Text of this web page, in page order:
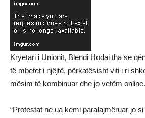
Kryetari i Unionit, Blendi Hodai tha se
të mbetet i njëjtë, përkatësisht viti i ri
mësim të kombinuar dhe jo vetëm online.
“Protestat ne ua kemi paralajmëruar jo